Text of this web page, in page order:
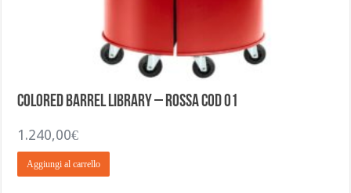
Colored Barrel Library – Rossa COD 01
1.240,00€
Aggiungi al carrello